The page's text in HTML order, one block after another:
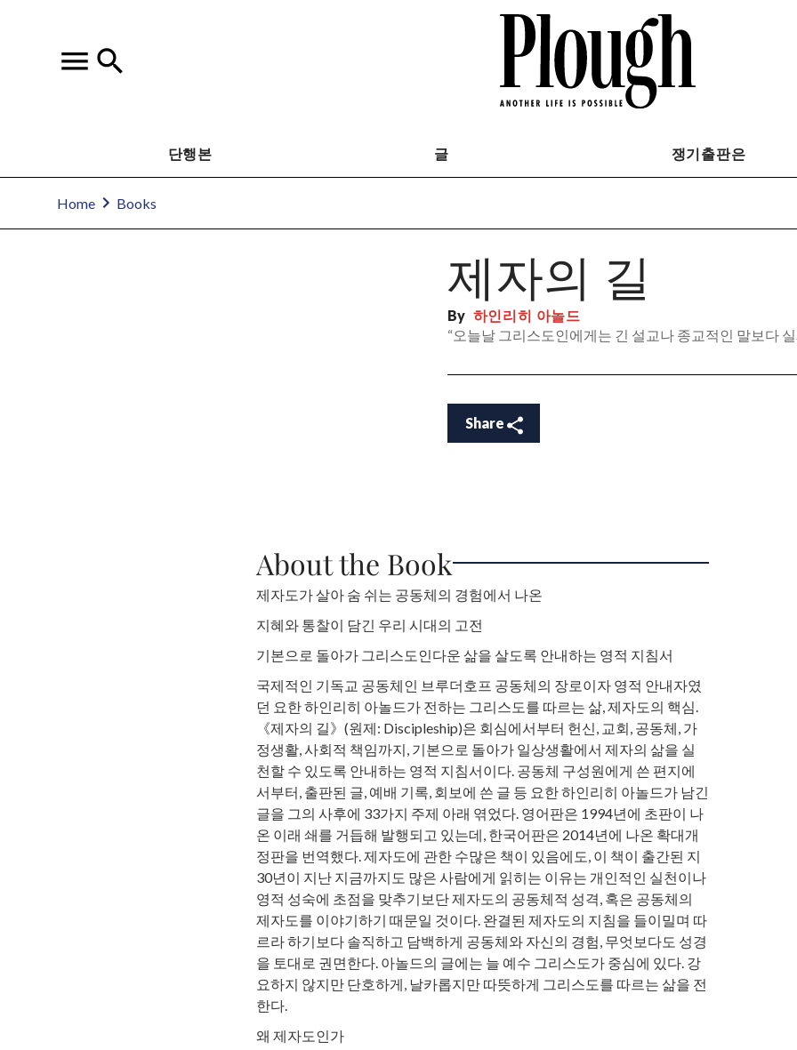
단행본 글 쟁기출판은
Home Books
제자의 길
By 하인리히 아놀드
“오늘날 그리스도인에게는 긴 설교나 종교적인 말보다
Share
About the Book
제자도가 살아 숨 쉬는 공동체의 경험에서 나온
지혜와 통찰이 담긴 우리 시대의 고전
기본으로 돌아가 그리스도인다운 삶을 살도록 안내하는 영적 지침서
국제적인 기독교 공동체인 브루더호프 공동체의 장로이자 영적 안내자였
던 요한 하인리히 아놀드가 전하는 그리스도를 따르는 삶, 제자도의 핵심.
《제자의 길》(원제: Discipleship)은 회심에서부터 헌신, 교회, 공동체, 가
정생활, 사회적 책임까지, 기본으로 돌아가 일상생활에서 제자의 삶을 실
천할 수 있도록 안내하는 영적 지침서이다. 공동체 구성원에게 쓴 편지에
서부터, 출판된 글, 예배 기록, 회보에 쓴 글 등 요한 하인리히 아놀드가 남긴
글을 그의 사후에 33가지 주제 아래 엮었다. 영어판은 1994년에 초판이 나
온 이래 쇄를 거듭해 발행되고 있는데, 한국어판은 2014년에 나온 확대개
정판을 번역했다. 제자도에 관한 수많은 책이 있음에도, 이 책이 출간된 지
30년이 지난 지금까지도 많은 사람에게 읽히는 이유는 개인적인 실천이나
영적 성숙에 초점을 맞추기보단 제자도의 공동체적 성격, 혹은 공동체의
제자도를 이야기하기 때문일 것이다. 완결된 제자도의 지침을 들이밀며 따
르라 하기보다 솔직하고 담백하게 공동체와 자신의 경험, 무엇보다도 성경
을 토대로 권면한다. 아놀드의 글에는 늘 예수 그리스도가 중심에 있다. 강
요하지 않지만 단호하게, 날카롭지만 따뜻하게 그리스도를 따르는 삶을 전
한다.
왜 제자도인가